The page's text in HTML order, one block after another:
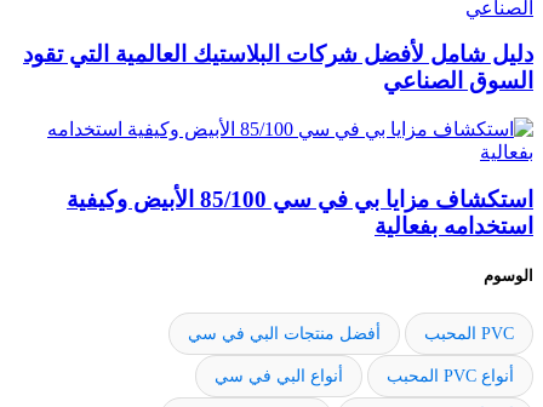
دليل شامل لأفضل شركات البلاستيك العالمية التي تقود
السوق الصناعي
استكشاف مزايا بي في سي 85/100 الأبيض وكيفية
استخدامه بفعالية
الوسوم
PVC المحبب أفضل منتجات البي في سي
أنواع PVC المحبب أنواع البي في سي